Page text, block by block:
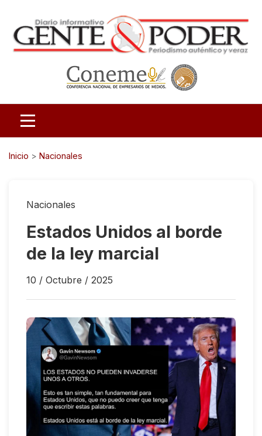
Inicio > Nacionales
Nacionales
Estados Unidos al borde
de la ley marcial
10 / Octubre / 2025